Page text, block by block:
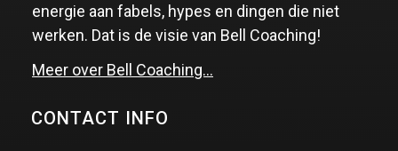
energie aan fabels, hypes en dingen die niet
werken. Dat is de visie van Bell Coaching!
Meer over Bell Coaching…
CONTACT INFO